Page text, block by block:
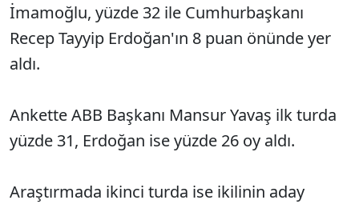
İmamoğlu, yüzde 32 ile Cumhurbaşkanı
Recep Tayyip Erdoğan'ın 8 puan önünde yer
aldı.
Ankette ABB Başkanı Mansur Yavaş ilk turda
yüzde 31, Erdoğan ise yüzde 26 oy aldı.
Araştırmada ikinci turda ise ikilinin aday